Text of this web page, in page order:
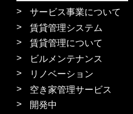
サービス事業について
賃貸管理システム
賃貸管理について
ビルメンテナンス
リノベーション
空き家管理サービス
開発中